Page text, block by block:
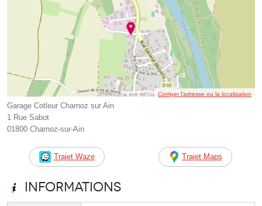
Corriger l’adresse ou la localisation
Garage Cotleur Charnoz sur Ain
1 Rue Sabot
01800 Charnoz-sur-Ain
Trajet Waze Trajet Maps
Informations